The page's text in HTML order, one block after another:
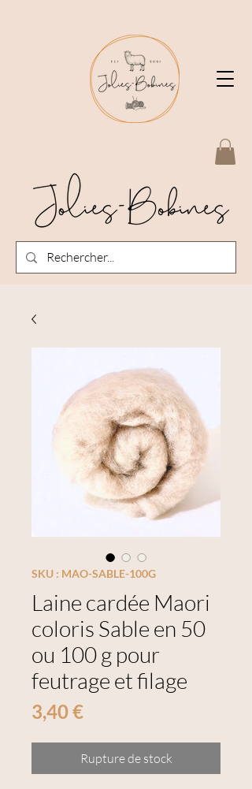
SKU : MAO-SABLE-100G
Laine cardée Maori
coloris Sable en 50
ou 100 g pour
feutrage et filage
3,40 €Prix
Rupture de stock